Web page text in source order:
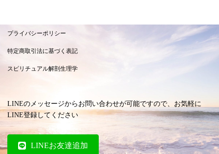
プライバシーポリシー
特定商取引法に基づく表記
スピリチュアル解剖生理学
LINEのメッセージからお問い合わせが可能ですので、お気軽に
LINE登録してください
LINEお友達追加